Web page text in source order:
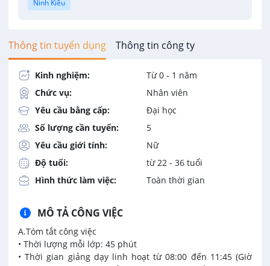
Ninh Kiều
Thông tin tuyển dụng Thông tin công ty
Kinh nghiệm:
Từ 0 - 1 năm
Chức vụ:
Nhân viên
Yêu cầu bằng cấp:
Đại học
Số lượng cần tuyển:
5
Yêu cầu giới tính:
Nữ
Độ tuổi:
từ 22 - 36 tuổi
Hình thức làm việc:
Toàn thời gian
MÔ TẢ CÔNG VIỆC
A.Tóm tắt công việc
• Thời lượng mỗi lớp: 45 phút
• Thời gian giảng dạy linh hoạt từ 08:00 đến 11:45 (Giờ